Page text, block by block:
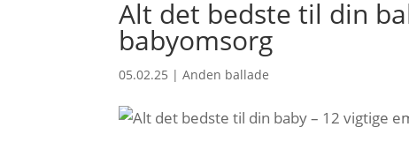
Alt det bedste til din
babyomsorg
05.02.25 |Anden ballade